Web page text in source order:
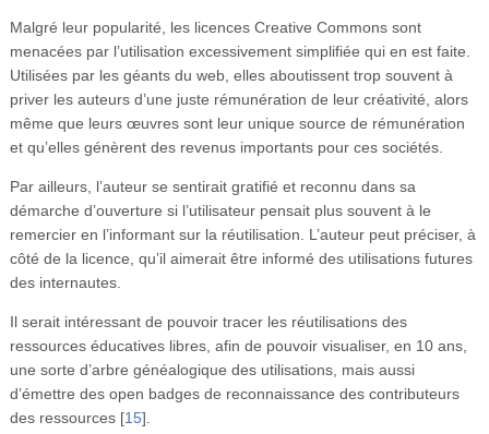
Malgré leur popularité, les licences Creative Commons sont
menacées par l’utilisation excessivement simplifiée qui en est faite.
Utilisées par les géants du web, elles aboutissent trop souvent à
priver les auteurs d’une juste rémunération de leur créativité, alors
même que leurs œuvres sont leur unique source de rémunération
et qu’elles génèrent des revenus importants pour ces sociétés.
Par ailleurs, l’auteur se sentirait gratifié et reconnu dans sa
démarche d’ouverture si l’utilisateur pensait plus souvent à le
remercier en l’informant sur la réutilisation. L’auteur peut préciser, à
côté de la licence, qu’il aimerait être informé des utilisations futures
des internautes.
Il serait intéressant de pouvoir tracer les réutilisations des
ressources éducatives libres, afin de pouvoir visualiser, en 10 ans,
une sorte d’arbre généalogique des utilisations, mais aussi
d’émettre des open badges de reconnaissance des contributeurs
des ressources[15]